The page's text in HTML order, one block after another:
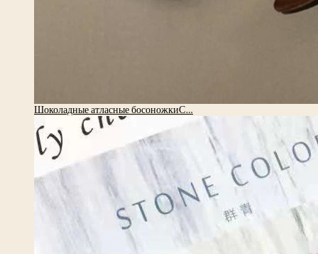
Шоколадные атласные босоножкиС…